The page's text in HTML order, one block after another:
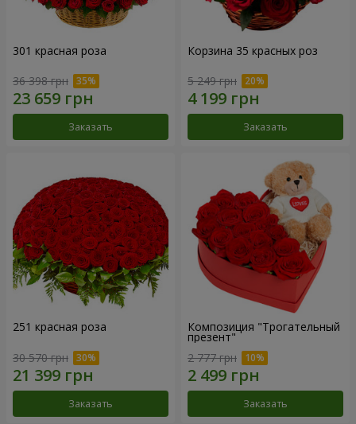
301 красная роза
36 398 грн
Заказать
Корзина 35 красных роз
5 249 грн
Заказать
251 красная роза
30 570 грн
Заказать
Композиция "Трогательный
презент"
2 777 грн
Заказать